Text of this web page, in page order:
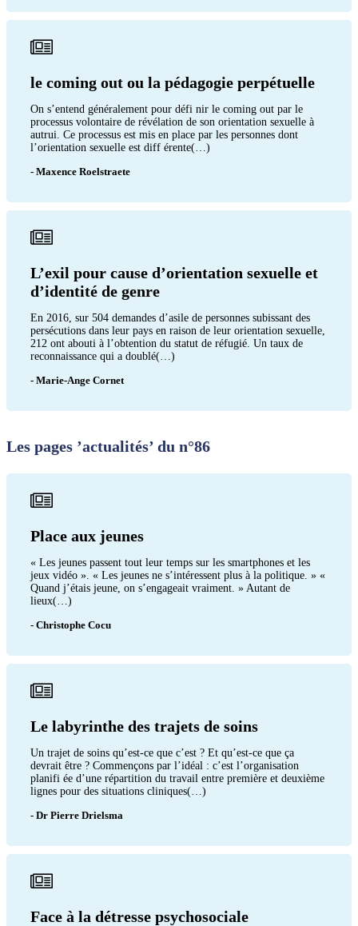
le coming out ou la pédagogie perpétuelle
On s’entend généralement pour défi nir le coming out par le
processus volontaire de révélation de son orientation sexuelle à
autrui. Ce processus est mis en place par les personnes dont
l’orientation sexuelle est diff érente(…)
- Maxence Roelstraete
L’exil pour cause d’orientation sexuelle et
d’identité de genre
En 2016, sur 504 demandes d’asile de personnes subissant des
persécutions dans leur pays en raison de leur orientation sexuelle,
212 ont abouti à l’obtention du statut de réfugié. Un taux de
reconnaissance qui a doublé(…)
- Marie-Ange Cornet
Les pages ’actualités’ du n°86
Place aux jeunes
« Les jeunes passent tout leur temps sur les smartphones et les
jeux vidéo ». « Les jeunes ne s’intéressent plus à la politique. » «
Quand j’étais jeune, on s’engageait vraiment. » Autant de
lieux(…)
- Christophe Cocu
Le labyrinthe des trajets de soins
Un trajet de soins qu’est-ce que c’est ? Et qu’est-ce que ça
devrait être ? Commençons par l’idéal : c’est l’organisation
planifi ée d’une répartition du travail entre première et deuxième
lignes pour des situations cliniques(…)
- Dr Pierre Drielsma
Face à la détresse psychosociale